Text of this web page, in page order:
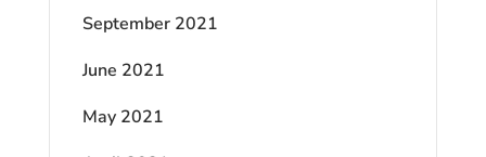
September 2021
June 2021
May 2021